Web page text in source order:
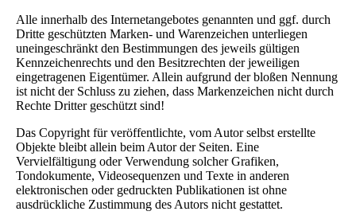
Alle innerhalb des Internetangebotes genannten und ggf. durch
Dritte geschützten Marken- und Warenzeichen unterliegen
uneingeschränkt den Bestimmungen des jeweils gültigen
Kennzeichenrechts und den Besitzrechten der jeweiligen
eingetragenen Eigentümer. Allein aufgrund der bloßen Nennung
ist nicht der Schluss zu ziehen, dass Markenzeichen nicht durch
Rechte Dritter geschützt sind!
Das Copyright für veröffentlichte, vom Autor selbst erstellte
Objekte bleibt allein beim Autor der Seiten. Eine
Vervielfältigung oder Verwendung solcher Grafiken,
Tondokumente, Videosequenzen und Texte in anderen
elektronischen oder gedruckten Publikationen ist ohne
ausdrückliche Zustimmung des Autors nicht gestattet.